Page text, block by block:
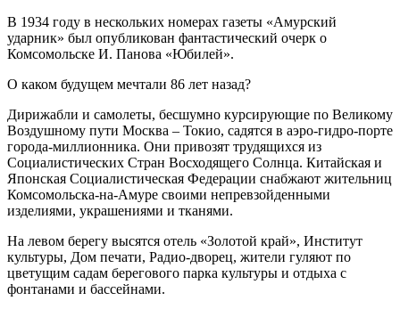
В 1934 году в нескольких номерах газеты «Амурский
ударник» был опубликован фантастический очерк о
Комсомольске И. Панова «Юбилей».
О каком будущем мечтали 86 лет назад?
Дирижабли и самолеты, бесшумно курсирующие по Великому
Воздушному пути Москва – Токио, садятся в аэро-гидро-порте
города-миллионника. Они привозят трудящихся из
Социалистических Стран Восходящего Солнца. Китайская и
Японская Социалистическая Федерации снабжают жительниц
Комсомольска-на-Амуре своими непревзойденными
изделиями, украшениями и тканями.
На левом берегу высятся отель «Золотой край», Институт
культуры, Дом печати, Радио-дворец, жители гуляют по
цветущим садам берегового парка культуры и отдыха с
фонтанами и бассейнами.